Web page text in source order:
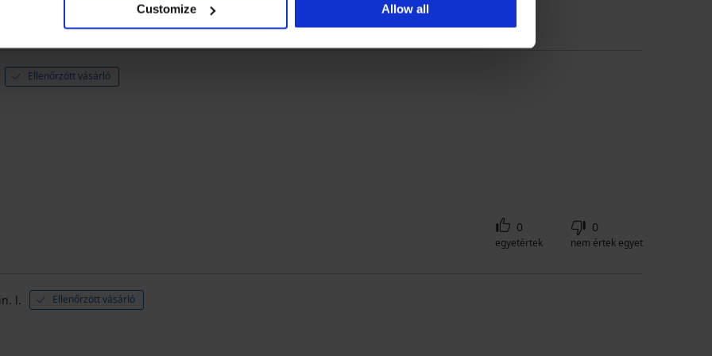
Customize Allow all
Ellenőrzött vásárló
0
egyetértek
0
nem értek egyet
l. Ellenőrzött vásárló